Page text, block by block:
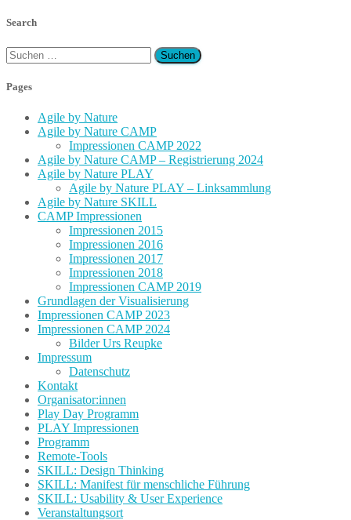
Search
Suchen
nach:
Pages
Agile by Nature
Agile by Nature CAMP
Impressionen CAMP 2022
Agile by Nature CAMP – Registrierung 2024
Agile by Nature PLAY
Agile by Nature PLAY – Linksammlung
Agile by Nature SKILL
CAMP Impressionen
Impressionen 2015
Impressionen 2016
Impressionen 2017
Impressionen 2018
Impressionen CAMP 2019
Grundlagen der Visualisierung
Impressionen CAMP 2023
Impressionen CAMP 2024
Bilder Urs Reupke
Impressum
Datenschutz
Kontakt
Organisator:innen
Play Day Programm
PLAY Impressionen
Programm
Remote-Tools
SKILL: Design Thinking
SKILL: Manifest für menschliche Führung
SKILL: Usability & User Experience
Veranstaltungsort